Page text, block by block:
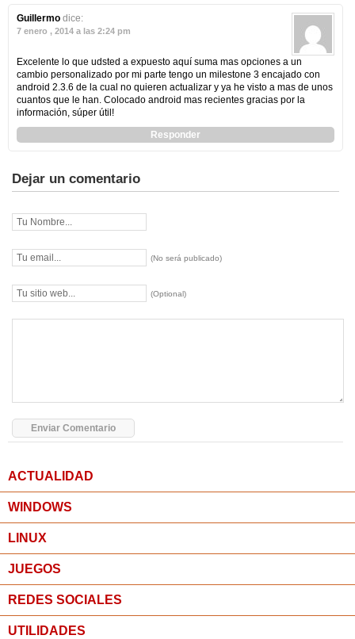
Guillermo dice:
7 enero , 2014 a las 2:24 pm
Excelente lo que udsted a expuesto aquí suma mas opciones a un
cambio personalizado por mi parte tengo un milestone 3 encajado con
android 2.3.6 de la cual no quieren actualizar y ya he visto a mas de unos
cuantos que le han. Colocado android mas recientes gracias por la
información, súper útil!
Responder
Dejar un comentario
(No será publicado)
(Optional)
ACTUALIDAD
WINDOWS
LINUX
JUEGOS
REDES SOCIALES
UTILIDADES